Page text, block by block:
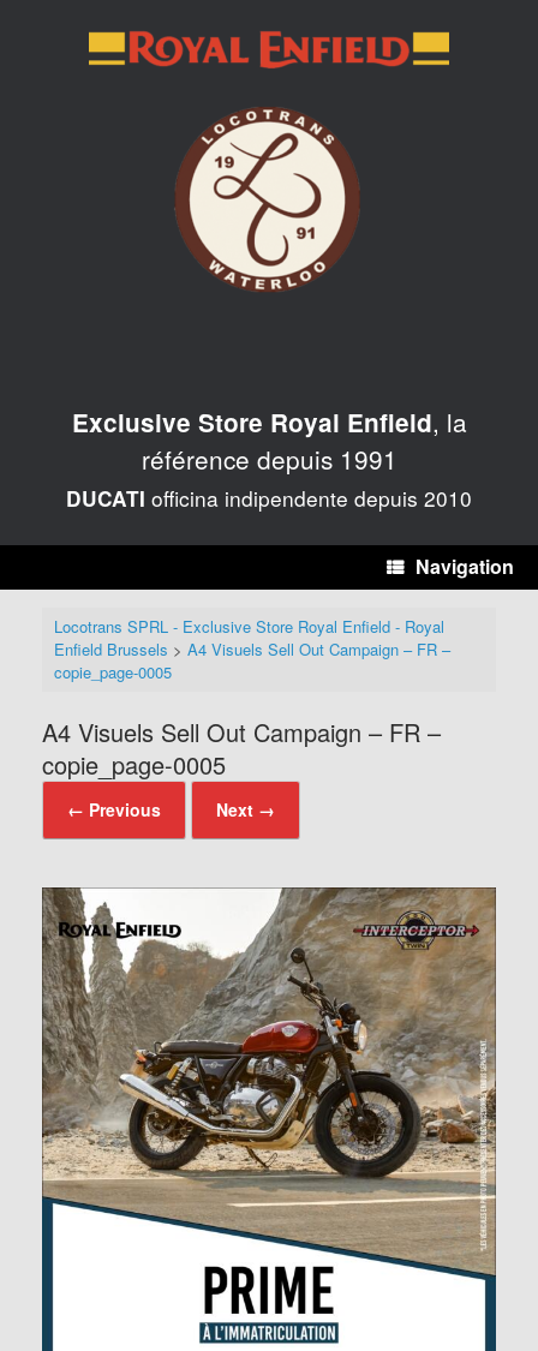
Exclusive Store Royal Enfield, la
référence depuis 1991
DUCATI officina indipendente depuis 2010
Navigation
Locotrans SPRL - Exclusive Store Royal Enfield - Royal
Enfield Brussels > A4 Visuels Sell Out Campaign – FR –
copie_page-0005
A4 Visuels Sell Out Campaign – FR –
copie_page-0005
← Previous Next →